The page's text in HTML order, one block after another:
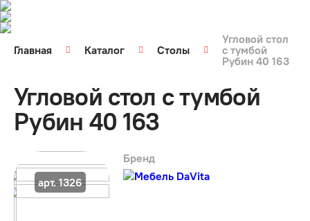
Главная Каталог Столы
Угловой стол
с тумбой
Рубин 40 163
Угловой стол с тумбой
Рубин 40 163
арт. 1326
Бренд